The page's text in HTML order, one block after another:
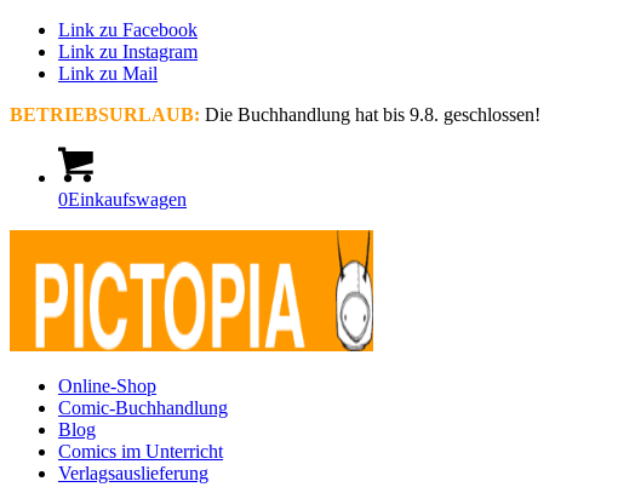
Link zu Facebook
Link zu Instagram
Link zu Mail
BETRIEBSURLAUB: Die Buchhandlung hat bis 9.8. geschlossen!
0Einkaufswagen
Online-Shop
Comic-Buchhandlung
Blog
Comics im Unterricht
Verlagsauslieferung